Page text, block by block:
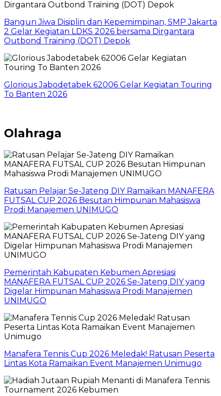
Bangun Jiwa Disiplin dan Kepemimpinan, SMP Jakarta
2 Gelar Kegiatan LDKS 2026 bersama Dirgantara
Outbond Training (DOT) Depok
Glorious Jabodetabek 62006 Gelar Kegiatan Touring
To Banten 2026
Olahraga
Ratusan Pelajar Se-Jateng DIY Ramaikan MANAFERA
FUTSAL CUP 2026 Besutan Himpunan Mahasiswa
Prodi Manajemen UNIMUGO
Pemerintah Kabupaten Kebumen Apresiasi
MANAFERA FUTSAL CUP 2026 Se-Jateng DIY yang
Digelar Himpunan Mahasiswa Prodi Manajemen
UNIMUGO
Manafera Tennis Cup 2026 Meledak! Ratusan Peserta
Lintas Kota Ramaikan Event Manajemen Unimugo